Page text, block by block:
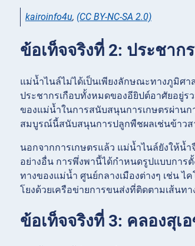
kairoinfo4u, (CC BY-NC-SA 2.0)
ข้อเท็จจริงที่ 2: ประชา
แม่น้ำไนล์ไม่ได้เป็นเพียงลักษณะทางภูมิศ
ประชากรเกือบทั้งหมดของอียิปต์อาศัยอยู่
ของแม่น้ำในการสนับสนุนการเกษตรผ่าน
สมบูรณ์นี้สนับสนุนการปลูกพืชผลเช่นข้าวส
นอกจากการเกษตรแล้ว แม่น้ำไนล์ยังให้น้
อย่างอื่น การพึ่งพานี้ได้กำหนดรูปแบบการตั้
ทางของแม่น้ำ ศูนย์กลางเมืองต่างๆ เช่น ไ
โยงด้วยเครือข่ายการขนส่งที่ติดตามเส้นท
ข้อเท็จจริงที่ 3: คลองสุ